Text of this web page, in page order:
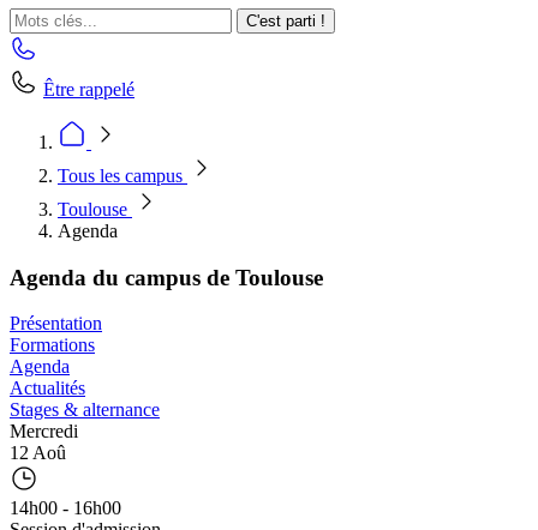
C'est parti !
Être rappelé
Tous les campus
Toulouse
Agenda
Agenda du campus de Toulouse
Présentation
Formations
Agenda
Actualités
Stages & alternance
Mercredi
12 Aoû
14h00 - 16h00